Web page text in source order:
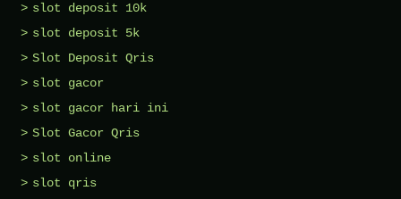
slot deposit 10k
slot deposit 5k
Slot Deposit Qris
slot gacor
slot gacor hari ini
Slot Gacor Qris
slot online
slot qris